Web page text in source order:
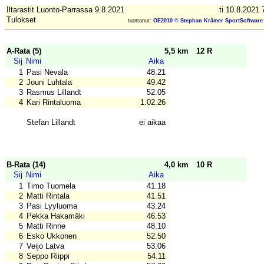
Iltarastit Luonto-Parrassa 9.8.2021
ti 10.8.2021
Tulokset
tuottanut: OE2010 © Stephan Krämer SportSoftware
A-Rata (5) 5,5 km
12 R
Sij Nimi
Aika
1 Pasi Nevala
48.21
2 Jouni Luhtala
49.42
3 Rasmus Lillandt
52.05
4 Kari Rintaluoma 1.02.26
Stefan Lillandt ei aikaa
B-Rata (14) 4,0 km
10 R
Sij Nimi
Aika
1 Timo Tuomela
41.18
2 Matti Rintala
41.51
3 Pasi Lyyluoma
43.24
4 Pekka Hakamäki
46.53
5 Matti Rinne
48.10
6 Esko Ukkonen
52.50
7 Veijo Latva
53.06
8 Seppo Riippi
54.11